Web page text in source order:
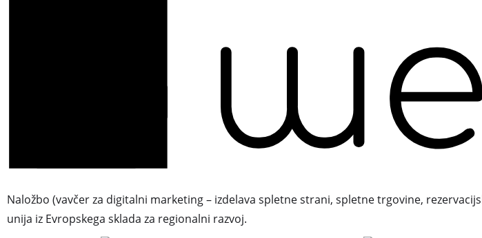
Naložbo (vavčer za digitalni marketing – izdelava spletne strani, spletne trgovine,
unija iz Evropskega sklada za regionalni razvoj.